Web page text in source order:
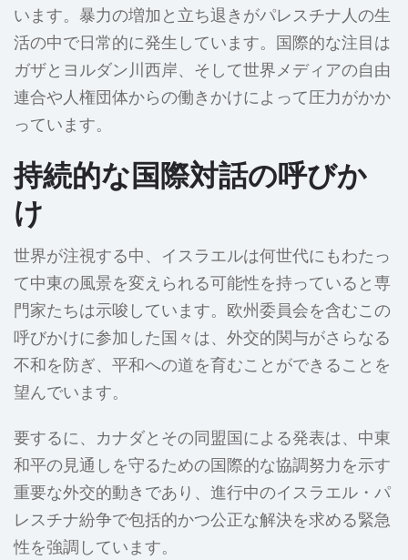
います。暴力の増加と立ち退きがパレスチナ人の生
活の中で日常的に発生しています。国際的な注目は
ガザとヨルダン川西岸、そして世界メディアの自由
連合や人権団体からの働きかけによって圧力がかか
っています。
持続的な国際対話の呼びか
け
世界が注視する中、イスラエルは何世代にもわたっ
て中東の風景を変えられる可能性を持っていると専
門家たちは示唆しています。欧州委員会を含むこの
呼びかけに参加した国々は、外交的関与がさらなる
不和を防ぎ、平和への道を育むことができることを
望んでいます。
要するに、カナダとその同盟国による発表は、中東
和平の見通しを守るための国際的な協調努力を示す
重要な外交的動きであり、進行中のイスラエル・パ
レスチナ紛争で包括的かつ公正な解決を求める緊急
性を強調しています。